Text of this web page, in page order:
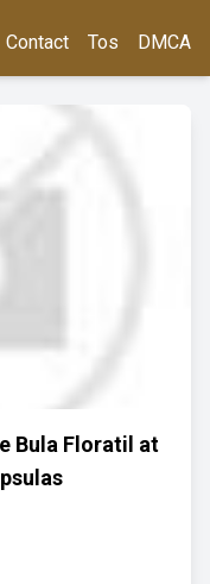
Contact Tos DMCA
Bula Floratil at